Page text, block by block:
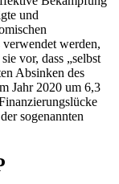
und
werden,
vor, dass „selbst
Absinken des
Jahr 2020 um 6,3
sogenannten